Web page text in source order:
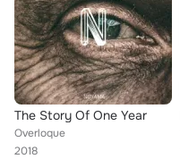
The Story Of One Year
Overloque
2018